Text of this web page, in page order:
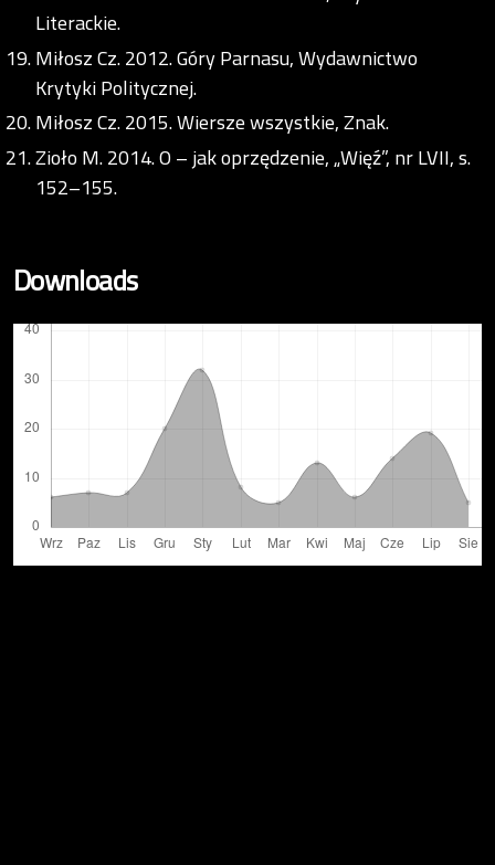
Literackie.
Miłosz Cz. 2012. Góry Parnasu, Wydawnictwo
Krytyki Politycznej.
Miłosz Cz. 2015. Wiersze wszystkie, Znak.
Zioło M. 2014. O – jak oprzędzenie, „Więź”, nr LVII, s.
152–155.
Downloads